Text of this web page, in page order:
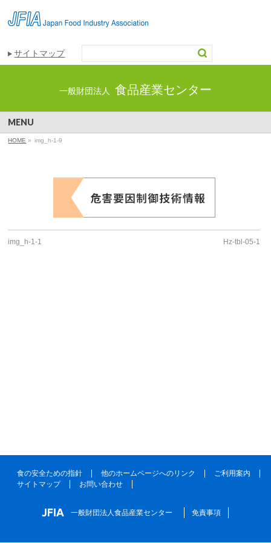
サイトマップ
一般財団法人 食品産業センター
MENU
HOME » img_h-1-9
img_h-1-1 Hz-tbl-05-1
食の安全ための指針 他のホームページへのリンク
ご利用案内
サイトマップ
お問い合わせ
一般財団法人食品産業センター 免責事項